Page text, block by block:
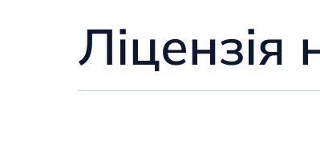
Ліцензія